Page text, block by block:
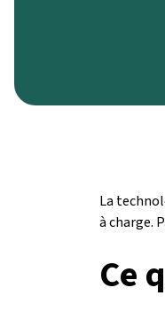
La
à charge.
Ce